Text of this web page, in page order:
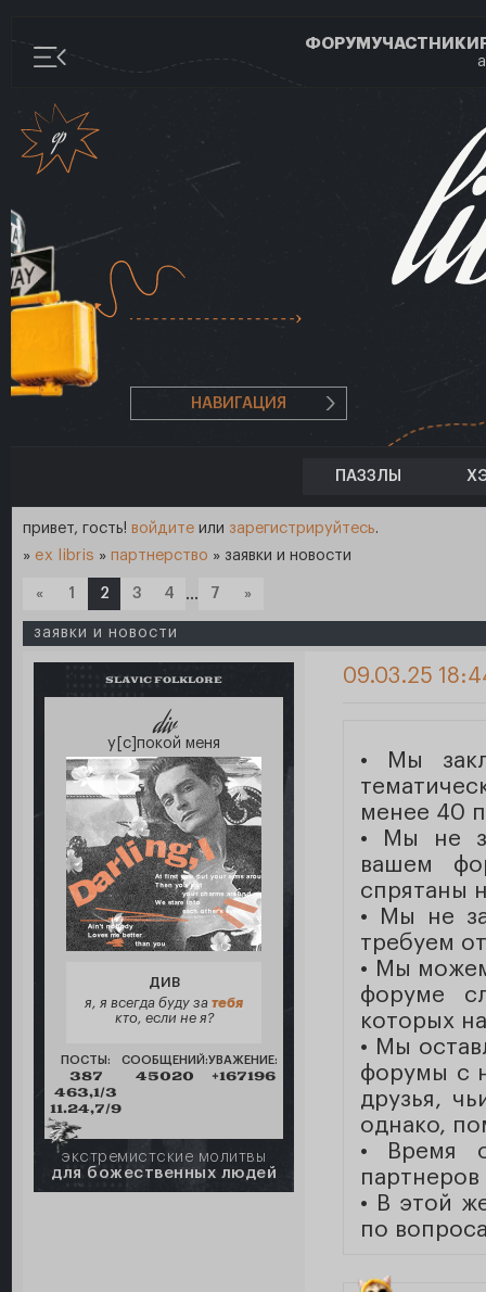
ФОРУМУЧАСТНИКИ
НАВИГАЦИЯ
ПАЗЗЛЫ
привет, гость! войдите или зарегистрируйтесь.
» ex libris » партнерство » заявки и новости
« 1 2 3 4 … 7 »
заявки и новости
SLAVIC FOLKLORE
div
у[с]покой меня
ДИВ
я, я всегда буду за тебя
кто, если не я?
ПОСТЫ:
387
463,1/3
11.24,7/9
СООБЩЕНИЙ:
45020
УВАЖЕНИЕ:
+167196
экстремистские молитвы
для божественных людей
09.03.25
• Мы
менее 40
• Мы не
вашем
спрятаны
• Мы не
требуем
• Мы
форуме
которых
• Мы
форумы с
друзья,
однако,
• Время
• В этой
по